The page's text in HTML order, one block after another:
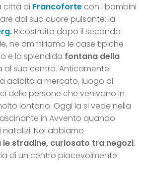
città di Francoforte con i bambini
dal suo cuore pulsante: la
Ricostruita dopo il secondo
ne ammiriamo le case tipiche
e la splendida fontana della
al suo centro. Anticamente
adibita a mercato, luogo di
delle persone che venivano in
lontano. Oggi la si vede nella
in Avvento quando
Noi abbiamo
stradine, curiosato tra negozi,
di un centro piacevolmente